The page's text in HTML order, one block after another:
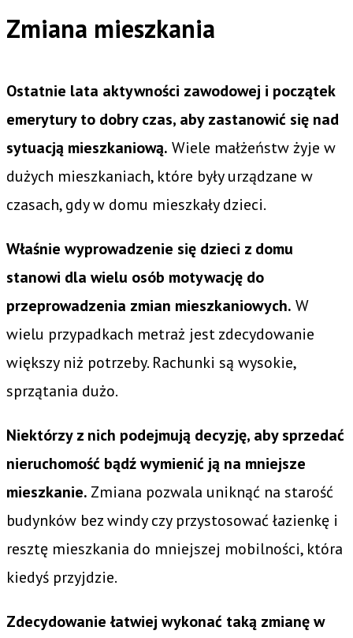
Zmiana mieszkania
Ostatnie lata aktywności zawodowej i początek
emerytury to dobry czas, aby zastanowić się nad
sytuacją mieszkaniową. Wiele małżeństw żyje w
dużych mieszkaniach, które były urządzane w
czasach, gdy w domu mieszkały dzieci.
Właśnie wyprowadzenie się dzieci z domu
stanowi dla wielu osób motywację do
przeprowadzenia zmian mieszkaniowych. W
wielu przypadkach metraż jest zdecydowanie
większy niż potrzeby. Rachunki są wysokie,
sprzątania dużo.
Niektórzy z nich podejmują decyzję, aby sprzedać
nieruchomość bądź wymienić ją na mniejsze
mieszkanie. Zmiana pozwala uniknąć na starość
budynków bez windy czy przystosować łazienkę i
resztę mieszkania do mniejszej mobilności, która
kiedyś przyjdzie.
Zdecydowanie łatwiej wykonać taką zmianę w